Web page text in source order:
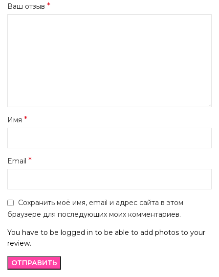
Ваш отзыв *
Имя *
Email *
Сохранить моё имя, email и адрес сайта в этом
браузере для последующих моих комментариев.
You have to be logged in to be able to add photos to your
review.